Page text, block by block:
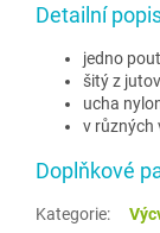
Detailní
jedno
šitý z
ucha
v různých
Doplňkové
Kategorie: